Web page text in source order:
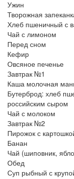
Ужин
Творожная
Хлеб пшеничный с
Чай с лимоном
Перед сном
Кефир
Овсяное печенье
Завтрак №1
Каша молочная
Бутерброд: хлеб
российским сыром
Чай с молоком
Завтрак №2
Пирожок с
Банан
Чай (шиповник,
Обед
Суп рыбный с